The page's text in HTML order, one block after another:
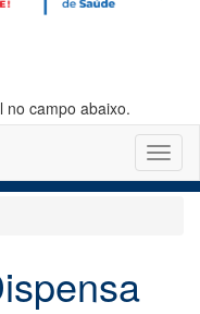
no campo abaixo.